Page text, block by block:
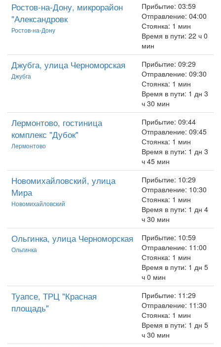
Ростов-на-Дону, микрорайон
"Александровк
Ростов-на-Дону
Прибытие: 03:59
Отправление: 04:00
Стоянка: 1 мин
Время в пути: 22 ч 0
мин
Джубга, улица Черноморская
Джубга
Прибытие: 09:29
Отправление: 09:30
Стоянка: 1 мин
Время в пути: 1 дн 3
ч 30 мин
Лермонтово, гостиница
комплекс "Дубок"
Лермонтово
Прибытие: 09:44
Отправление: 09:45
Стоянка: 1 мин
Время в пути: 1 дн 3
ч 45 мин
Новомихайловский, улица
Мира
Новомихайловский
Прибытие: 10:29
Отправление: 10:30
Стоянка: 1 мин
Время в пути: 1 дн 4
ч 30 мин
Ольгинка, улица Черноморская
Ольгинка
Прибытие: 10:59
Отправление: 11:00
Стоянка: 1 мин
Время в пути: 1 дн 5
ч 0 мин
Туапсе, ТРЦ "Красная
площадь"
Прибытие: 11:29
Отправление: 11:30
Стоянка: 1 мин
Время в пути: 1 дн 5
ч 30 мин